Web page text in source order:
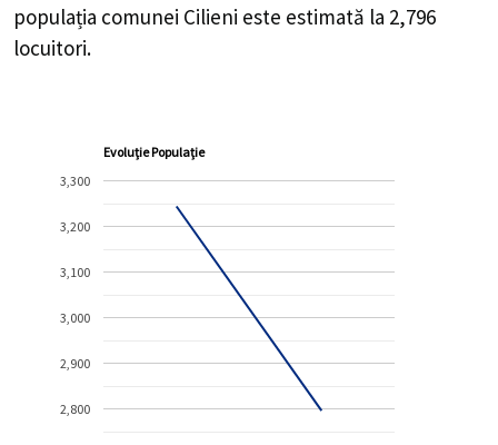
populația comunei Cilieni este estimată la 2,796
locuitori.
Evoluție Populație
2,800
2,900
3,000
3,100
3,200
3,300